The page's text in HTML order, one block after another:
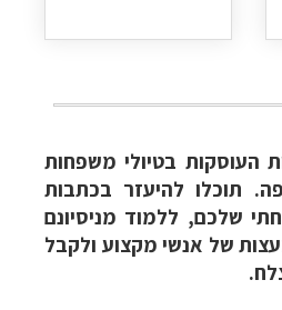
העוסקות בטיולי משפחות
תוכלו להיעזר בכתבות
שלכם, ללמוד מניסיונם
של אנשי מקצוע ולקבל